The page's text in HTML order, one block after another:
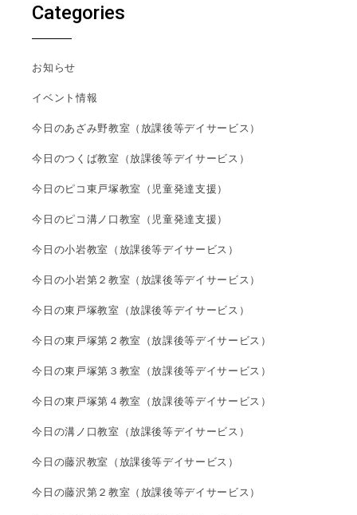
Categories
お知らせ
イベント情報
今日のあざみ野教室（放課後等デイサービス）
今日のつくば教室（放課後等デイサービス）
今日のピコ東戸塚教室（児童発達支援）
今日のピコ溝ノ口教室（児童発達支援）
今日の小岩教室（放課後等デイサービス）
今日の小岩第２教室（放課後等デイサービス）
今日の東戸塚教室（放課後等デイサービス）
今日の東戸塚第２教室（放課後等デイサービス）
今日の東戸塚第３教室（放課後等デイサービス）
今日の東戸塚第４教室（放課後等デイサービス）
今日の溝ノ口教室（放課後等デイサービス）
今日の藤沢教室（放課後等デイサービス）
今日の藤沢第２教室（放課後等デイサービス）